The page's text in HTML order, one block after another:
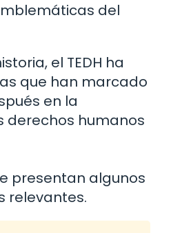
del
el TEDH ha
que han marcado
en la
derechos humanos
presentan algunos
relevantes.